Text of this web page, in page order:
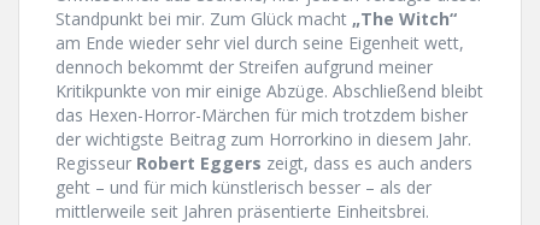
Standpunkt bei mir. Zum Glück macht „The Witch“
am Ende wieder sehr viel durch seine Eigenheit wett,
dennoch bekommt der Streifen aufgrund meiner
Kritikpunkte von mir einige Abzüge. Abschließend bleibt
das Hexen-Horror-Märchen für mich trotzdem bisher
der wichtigste Beitrag zum Horrorkino in diesem Jahr.
Regisseur Robert Eggers zeigt, dass es auch anders
geht – und für mich künstlerisch besser – als der
mittlerweile seit Jahren präsentierte Einheitsbrei.